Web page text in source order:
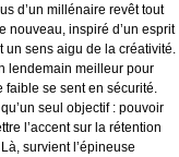
d’un millénaire revêt tout
nouveau, inspiré d’un esprit
un sens aigu de la créativité.
lendemain meilleur pour
faible se sent en sécurité.
seul objectif : pouvoir
l’accent sur la rétention
survient l’épineuse